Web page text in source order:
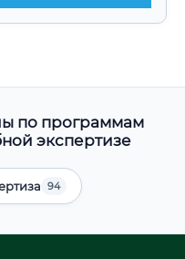
по программам
экспертизе
94